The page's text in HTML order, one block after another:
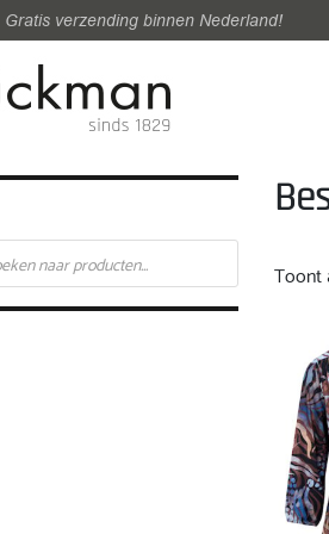
Gratis verzending binnen Nederland!
Toont